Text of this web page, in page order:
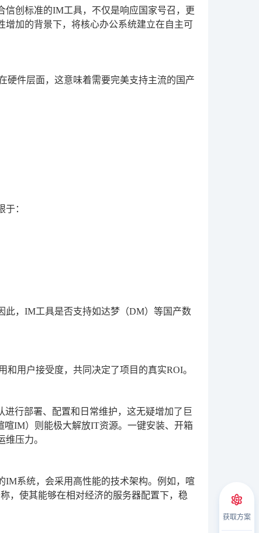
创标准的IM工具，不仅是响应国家号召，更
加的背景下，将核心办公系统建立在自主可
硬件层面，这意味着需要完美支持主流的国产
：
此，IM工具是否支持如达梦（DM）等国产数
用户接受度，共同决定了项目的真实ROI。
行部署、配置和日常维护，这无疑增加了巨
喧IM）则能极大解放IT资源。一键安装、开箱
压力。
系统，会采用高性能的技术架构。例如，喧
，使其能够在相对经济的服务器配置下，稳
获取方案